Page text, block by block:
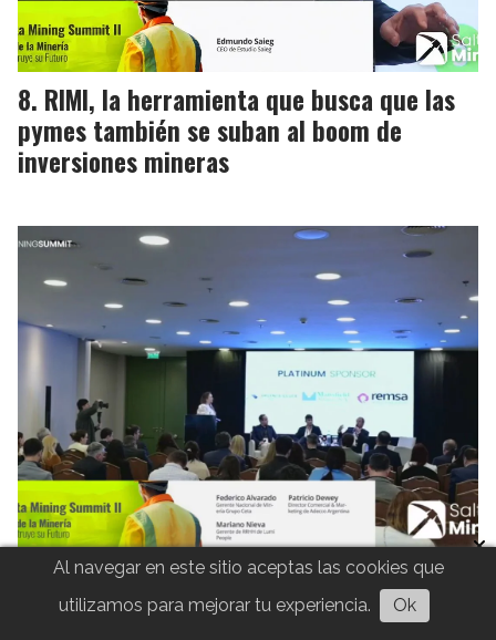
RIMI, la herramienta que busca que las
pymes también se suban al boom de
inversiones mineras
Formación, adaptación y talento local,
las claves para acceder a los nuevos
Al navegar en este sitio aceptas las cookies que
utilizamos para mejorar tu experiencia.
Ok